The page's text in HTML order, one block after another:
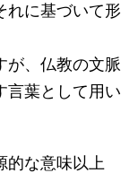
れに基づいて形
が、仏教の文脈
言葉として用い
的な意味以上